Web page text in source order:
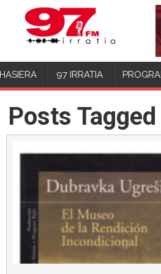
HASIERA 97 IRRATIA
Posts Tagged